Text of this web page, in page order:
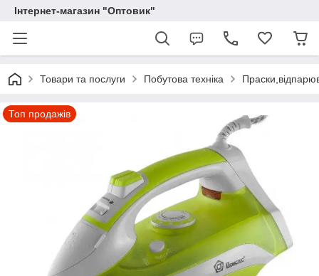
Інтернет-магазин "Оптовик"
Товари та послуги Побутова техніка
Топ продажів